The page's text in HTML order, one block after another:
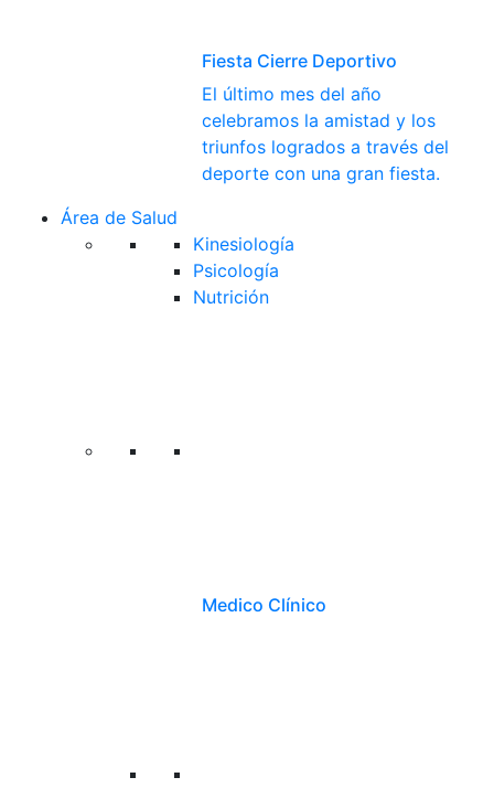
Fiesta Cierre Deportivo
El último mes del año
celebramos la amistad y los
triunfos logrados a través del
deporte con una gran fiesta.
Área de Salud
Kinesiología
Psicología
Nutrición
Medico Clínico